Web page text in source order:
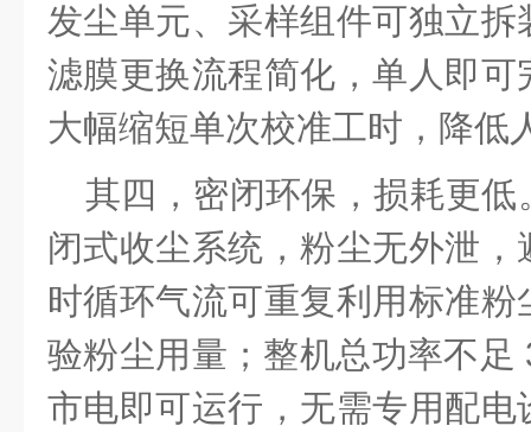
发尘单元、采样组件可独立
滤膜更换流程简化，单人即
大幅缩短单次校准工时，降低
其四，密闭环保，损耗更
闭式收尘系统，粉尘无外泄
时循环气流可重复利用标准
验粉尘用量；整机总功率不足
市电即可运行，无需专用配